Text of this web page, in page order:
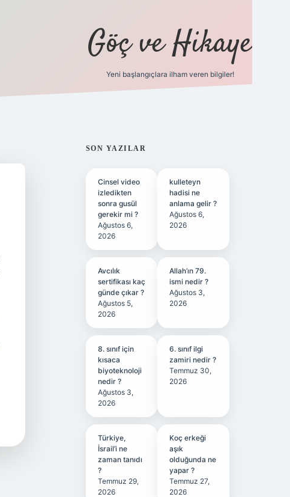
Göç ve Hikaye
Yeni başlangıçlara ilham veren bilgiler!
SIDEBAR
SON YAZILAR
Cinsel video
izledikten
sonra gusül
gerekir mi ?
Ağustos 6,
2026
kulleteyn
hadisi ne
anlama gelir ?
Ağustos 6,
2026
Avcılık
sertifikası kaç
günde çıkar ?
Ağustos 5,
2026
Allah’ın 79.
ismi nedir ?
Ağustos 3,
2026
8. sınıf için
kısaca
biyoteknoloji
nedir ?
Ağustos 3,
2026
6. sınıf ilgi
zamiri nedir ?
Temmuz 30,
2026
Türkiye,
İsrail’i ne
zaman tanıdı
?
Temmuz 29,
2026
Koç erkeği
aşık
olduğunda ne
yapar ?
Temmuz 27,
2026